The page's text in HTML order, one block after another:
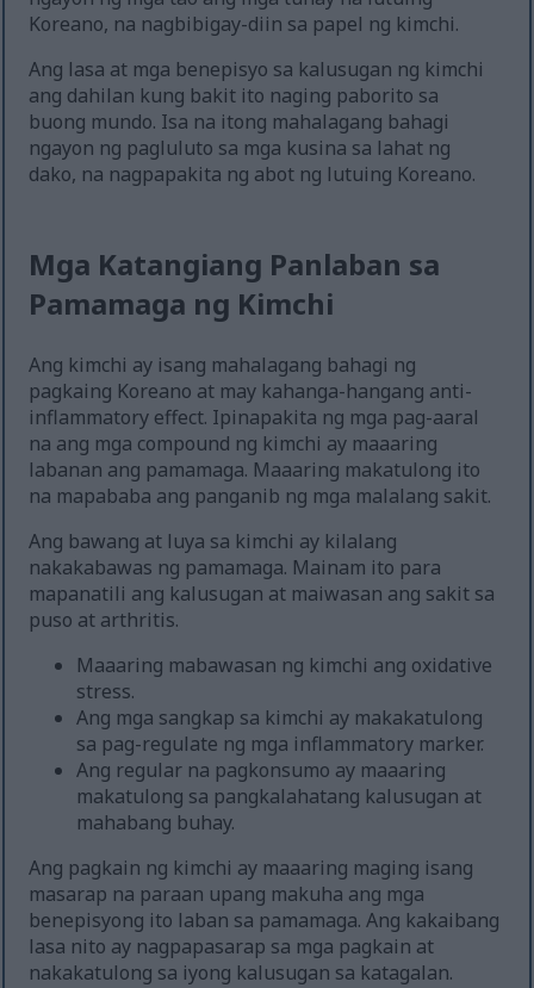
Koreano, na nagbibigay-diin sa papel ng kimchi.
Ang lasa at mga benepisyo sa kalusugan ng kimchi
ang dahilan kung bakit ito naging paborito sa
buong mundo. Isa na itong mahalagang bahagi
ngayon ng pagluluto sa mga kusina sa lahat ng
dako, na nagpapakita ng abot ng lutuing Koreano.
Mga Katangiang Panlaban sa
Pamamaga ng Kimchi
Ang kimchi ay isang mahalagang bahagi ng
pagkaing Koreano at may kahanga-hangang anti-
inflammatory effect. Ipinapakita ng mga pag-aaral
na ang mga compound ng kimchi ay maaaring
labanan ang pamamaga. Maaaring makatulong ito
na mapababa ang panganib ng mga malalang sakit.
Ang bawang at luya sa kimchi ay kilalang
nakakabawas ng pamamaga. Mainam ito para
mapanatili ang kalusugan at maiwasan ang sakit sa
puso at arthritis.
Maaaring mabawasan ng kimchi ang oxidative
stress.
Ang mga sangkap sa kimchi ay makakatulong
sa pag-regulate ng mga inflammatory marker.
Ang regular na pagkonsumo ay maaaring
makatulong sa pangkalahatang kalusugan at
mahabang buhay.
Ang pagkain ng kimchi ay maaaring maging isang
masarap na paraan upang makuha ang mga
benepisyong ito laban sa pamamaga. Ang kakaibang
lasa nito ay nagpapasarap sa mga pagkain at
nakakatulong sa iyong kalusugan sa katagalan.